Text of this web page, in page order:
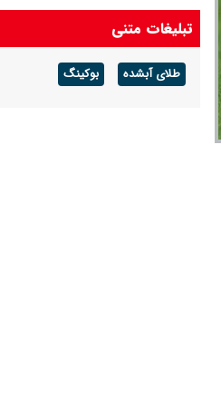
تبلیغات متنی
طلای آبشده بوکینگ